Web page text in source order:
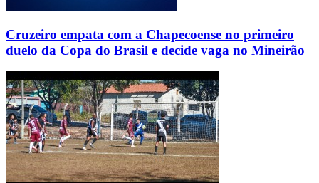
Cruzeiro empata com a Chapecoense no primeiro
duelo da Copa do Brasil e decide vaga no Mineirão